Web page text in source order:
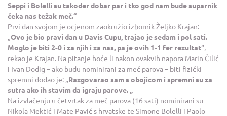
Seppi i Bolelli su također dobar par i tko god nam bude suparnik
čeka nas težak meč.“
Prvi dan svojom je ocjenom zaokružio izbornik Željko Krajan:
„Ovo je bio pravi dan u Davis Cupu, trajao je sedam i pol sati.
Moglo je biti 2-0 i za njih i za nas, pa je ovih 1-1 fer rezultat“,
rekao je Krajan. Na pitanje hoće li nakon ovakvih napora Marin Čilić
i Ivan Dodig – ako budu nominirani za meč parova – biti fizički
spremni dodao je: „Razgovarao sam s obojicom i spremni su za
sutra ako ih stavim da igraju parove. „
Na izvlačenju u četvrtak za meč parova (16 sati) nominirani su
Nikola Mektić i Mate Pavić s hrvatske te Simone Bolelli i Paolo